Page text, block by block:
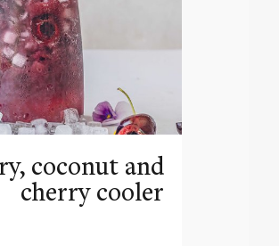
coconut and
cherry cooler